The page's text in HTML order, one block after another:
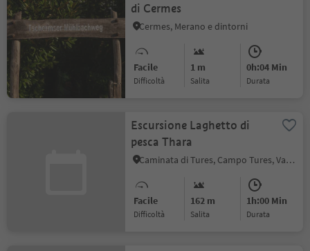
di Cermes
Cermes, Merano e dintorni
Facile
Difficoltà
1 m
Salita
0h:04 Min
durata
Escursione Laghetto di
pesca Thara
Caminata di Tures, Campo Tures, Valle Aurina
Facile
Difficoltà
162 m
Salita
1h:00 Min
durata